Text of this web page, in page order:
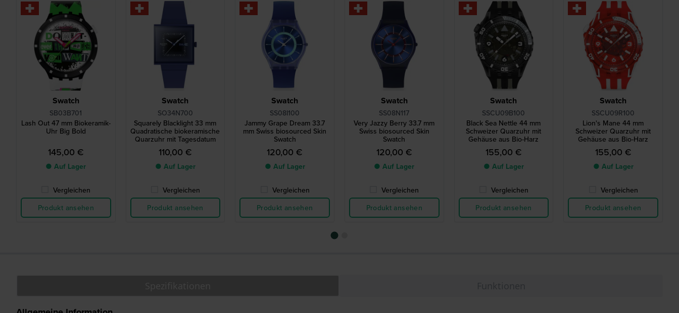
Swatch
SB03B701
Lash Out 47 mm Biokeramik-
Uhr Big Bold
145,00 €
● Auf Lager
Vergleichen
Produkt ansehen
Swatch
SO34N700
Squarely Blacklight 33 mm
Quadratische biokeramische
Quarzuhr mit Tagesdatum
110,00 €
● Auf Lager
Vergleichen
Produkt ansehen
Swatch
SS08I100
Jammy Grape Dream 33.7
mm Swiss biosourced Skin
Swatch
120,00 €
● Auf Lager
Vergleichen
Produkt ansehen
Swatch
SS08N117
Very Jazzy Berry 33.7 mm
Swiss biosourced Skin
Swatch
120,00 €
● Auf Lager
Vergleichen
Produkt ansehen
Swatch
SSCU09B100
Black Sea Nettle 44 mm
Schweizer Quarzuhr mit
Gehäuse aus Bio-Harz
155,00 €
● Auf Lager
Vergleichen
Produkt ansehen
Swatch
SSCU09R100
Lion's Mane 44 mm
Schweizer Quarzuhr mit
Gehäuse aus Bio-Harz
155,00 €
● Auf Lager
Vergleichen
Produkt ansehen